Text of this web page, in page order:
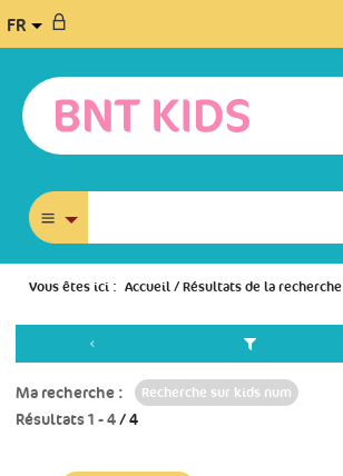
FR
Vous êtes ici : Accueil/Résultats de la recherche
Ma recherche : Recherche sur kids num
Résultats1 -4/ 4